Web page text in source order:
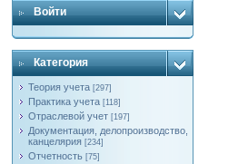
Войти
Категория
Теория учета [297]
Практика учета [118]
Отраслевой учет [197]
Документация, делопроизводство,
канцелярия [234]
Отчетность [75]